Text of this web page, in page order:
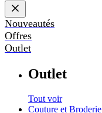
Nouveautés
Offres
Outlet
Outlet
Tout voir
Couture et Broderie